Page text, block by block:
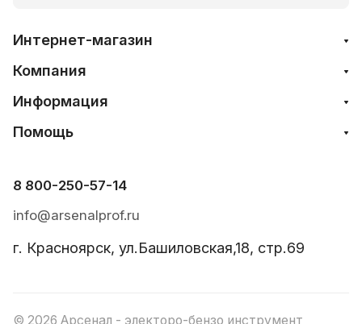
Интернет-магазин
Компания
Информация
Помощь
8 800-250-57-14
info@arsenalprof.ru
г. Красноярск, ул.Башиловская,18, стр.69
© 2026 Арсенал - электоро-бензо инструмент